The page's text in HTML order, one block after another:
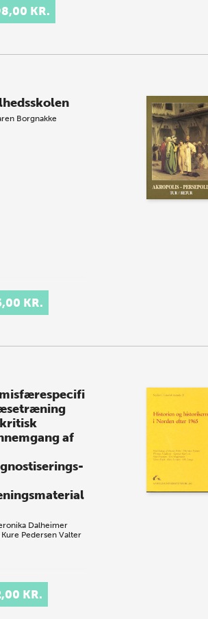
KR.
Borgnakke
KR.
af
Dalheimer
Kure Pedersen Valter
KR.